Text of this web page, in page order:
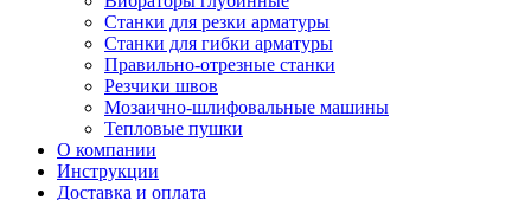
Станки для резки арматуры
Станки для гибки арматуры
Правильно-отрезные станки
Резчики швов
Мозаично-шлифовальные машины
Тепловые пушки
О компании
Инструкции
Доставка и оплата